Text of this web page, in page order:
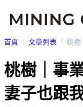
首頁 文章列表
桃樹｜事
妻子也跟